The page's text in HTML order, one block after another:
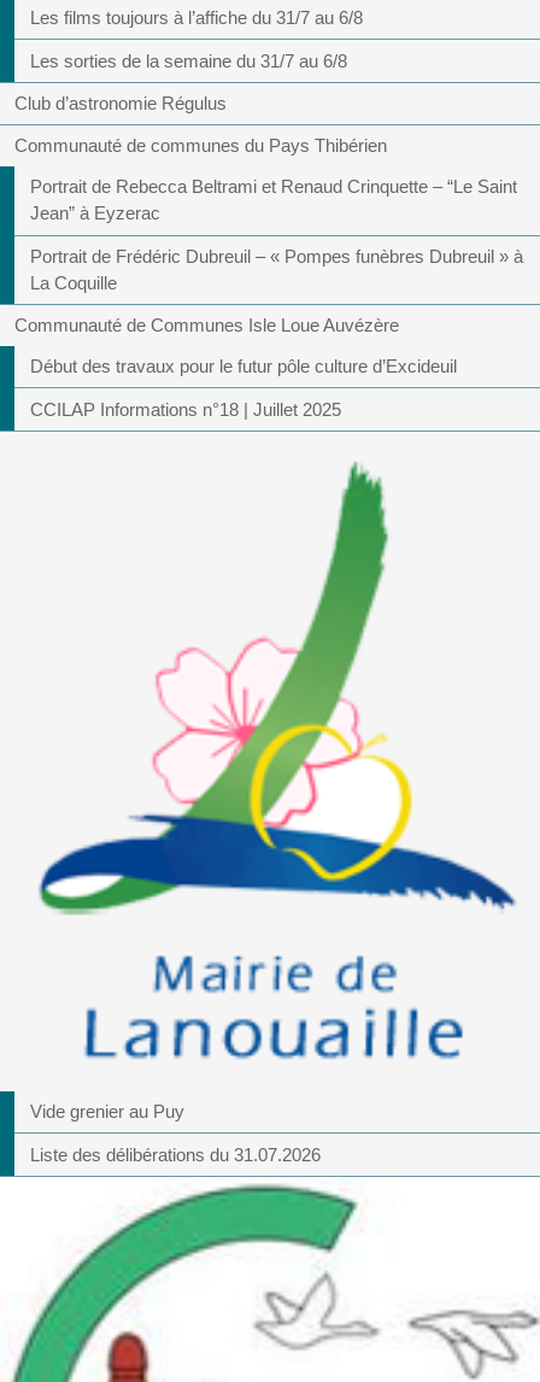
Les films toujours à l’affiche du 31/7 au 6/8
Les sorties de la semaine du 31/7 au 6/8
Club d’astronomie Régulus
Communauté de communes du Pays Thibérien
Portrait de Rebecca Beltrami et Renaud Crinquette – “Le Saint
Jean” à Eyzerac
Portrait de Frédéric Dubreuil – « Pompes funèbres Dubreuil » à
La Coquille
Communauté de Communes Isle Loue Auvézère
Début des travaux pour le futur pôle culture d’Excideuil
CCILAP Informations n°18 | Juillet 2025
Vide grenier au Puy
Liste des délibérations du 31.07.2026